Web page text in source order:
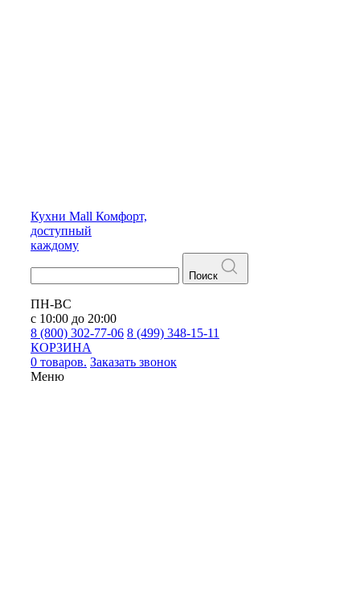
Кухни Mall Комфорт,
доступный
каждому
Поиск
ПН-ВС
с 10:00 до 20:00
8 (800) 302-77-06 8 (499) 348-15-11
КОРЗИНА
0 товаров. Заказать звонок
Меню